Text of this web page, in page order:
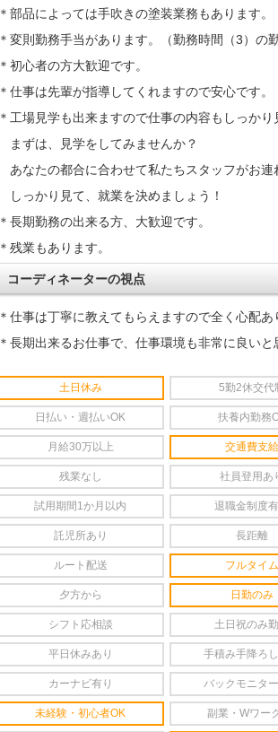
＊部品によっては手吹きの塗装業務もあります。
＊変則勤務手当があります。（勤務時間（3）の
＊初心者の方大歓迎です。
＊仕事は先輩が指導してくれますので安心です。
＊工場見学も出来ますので仕事の内容もしっかり
まずは、見学をしてみませんか？
あなたの都合に合わせて私たちスタッフがお連
しっかり見て、就業を決めましょう！
＊長期勤務の出来る方、大歓迎です。
＊残業もあります。
コーディネーターの視点
＊仕事は丁寧に教えてもらえますので全く心配あ
＊長期出来るお仕事で、仕事環境も非常に良いと
土日休み 5勤2休交代
日払い・週払いOK 扶養内勤務
月給30万以上 交通費支給
残業なし 社員登用あ
試用期間1か月以内 退職金制度
託児所あり 長距離
ルート配送 フルタイム
夕方から 日勤のみ
シフト応相談 土日祝のみ
平日休みあり 手積み手降ろ
カーナビ有り バックモニタ
未経験・初心者OK 副業・Wワー